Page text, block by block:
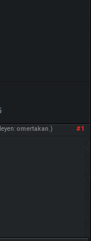
#1
omertakan .)